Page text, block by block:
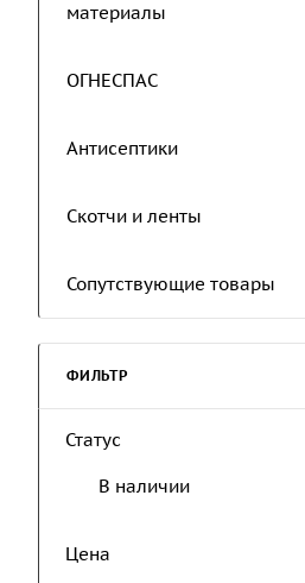
материалы
ОГНЕСПАС
Антисептики
Скотчи и ленты
Сопутствующие товары
ФИЛЬТР
Статус
В наличии
Цена